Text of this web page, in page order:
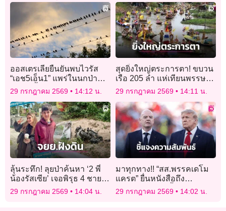
ออสเตรเลียยืนยันพบไวรัส
“เอช5เอ็น1” แพร่ในนกป่าพื้น
เมืองครั้งแรก
29 กรกฎาคม 2569 14:12 น.
สุดยิ่งใหญ่ตระการตา! ขบวน
เรือ 205 ลำ แห่เทียนพรรษา
เทิดไท้องค์ราชัน
29 กรกฎาคม 2569 14:11 น.
ลุ้นระทึก! ลุยป่าค้นหา ‘2 พี่
น้องรัสเซีย’ เจอพิรุธ 4 ชาย
ฉกรรจ์ลอบฝังซาก จยย.
29 กรกฎาคม 2569 14:04 น.
มาทุกทาง!! “สส.พรรคเดโม
แครต” ยื่นหนังสือถึง
“ประธานฟีฟ่า” ชี้แจงความ
สัมพันธ์ “ทรัมป์”
29 กรกฎาคม 2569 14:02 น.